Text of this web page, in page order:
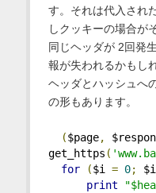
す。それは代入され
しクッキーの場合が
同じヘッダが 2回発
報が失われるかもし
ヘッダとハッシュへ
の形もあります。
($page,
get_https (
for
($i = 0; $i
print